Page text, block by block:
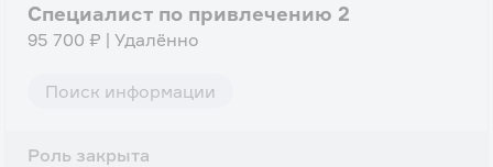
Специалист по привлечению 2
95 700 ₽ | Удалённо
Поиск информации
Роль закрыта